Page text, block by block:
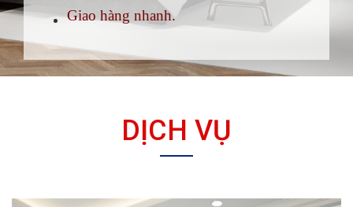
Giao hàng nhanh.
DỊCH VỤ